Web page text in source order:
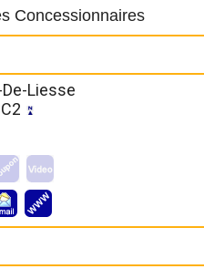
Concessionnaires
Liesse